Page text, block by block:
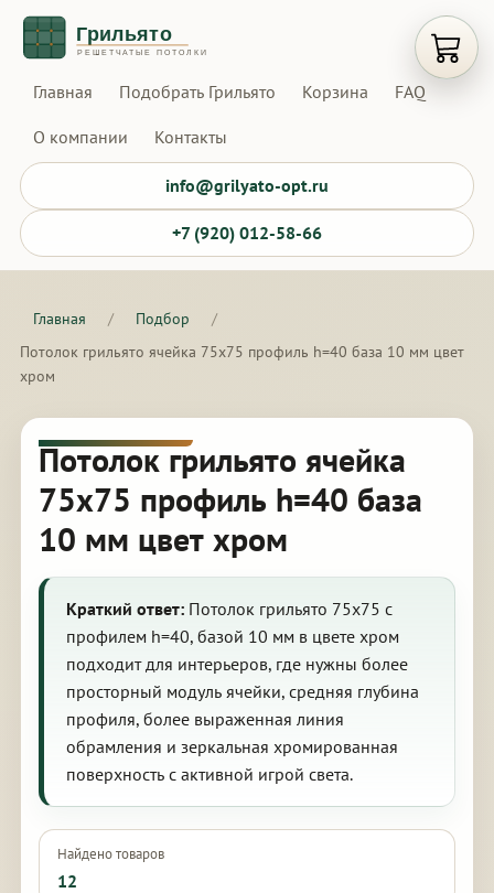
Главная Подобрать Грильято Корзина FAQ
О компании Контакты
info@grilyato-opt.ru
+7 (920) 012-58-66
Главная / Подбор
/
Потолок грильято ячейка 75х75 профиль h=40 база 10 мм цвет
хром
Потолок грильято ячейка
75х75 профиль h=40 база
10 мм цвет хром
Краткий ответ:Потолок грильято 75х75 с
профилем h=40, базой 10 мм в цвете хром
подходит для интерьеров, где нужны более
просторный модуль ячейки, средняя глубина
профиля, более выраженная линия
обрамления и зеркальная хромированная
поверхность с активной игрой света.
Найдено товаров
12